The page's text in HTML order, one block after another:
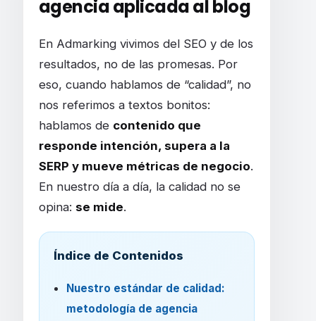
agencia aplicada al blog
En Admarking vivimos del SEO y de los
resultados, no de las promesas. Por
eso, cuando hablamos de “calidad”, no
nos referimos a textos bonitos:
hablamos de contenido que
responde intención, supera a la
SERP y mueve métricas de negocio.
En nuestro día a día, la calidad no se
opina: se mide.
Índice de Contenidos
Nuestro estándar de calidad:
metodología de agencia